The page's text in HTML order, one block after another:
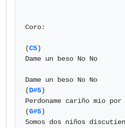
Coro:
(C5)
Dame un beso No No
Dame un beso No No
(D#5)
Perdoname cariño mio
(G#5)
Somos dos niños